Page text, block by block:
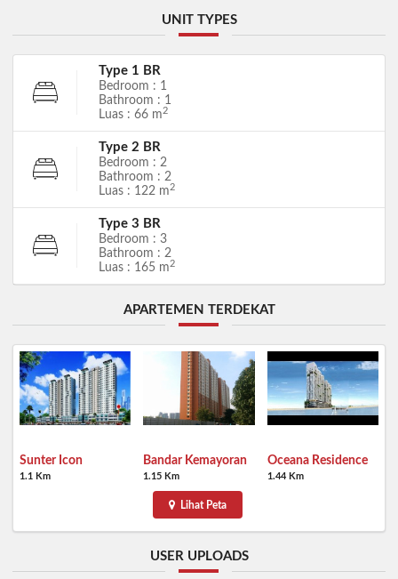
UNIT TYPES
Type 1 BR
Bedroom : 1
Bathroom : 1
Luas : 66 m2
Type 2 BR
Bedroom : 2
Bathroom : 2
Luas : 122 m2
Type 3 BR
Bedroom : 3
Bathroom : 2
Luas : 165 m 2
APARTEMEN TERDEKAT
Sunter Icon
1.1 Km
Bandar Kemayoran
1.15 Km
Oceana Residence
1.44 Km
Lihat Peta
USER UPLOADS